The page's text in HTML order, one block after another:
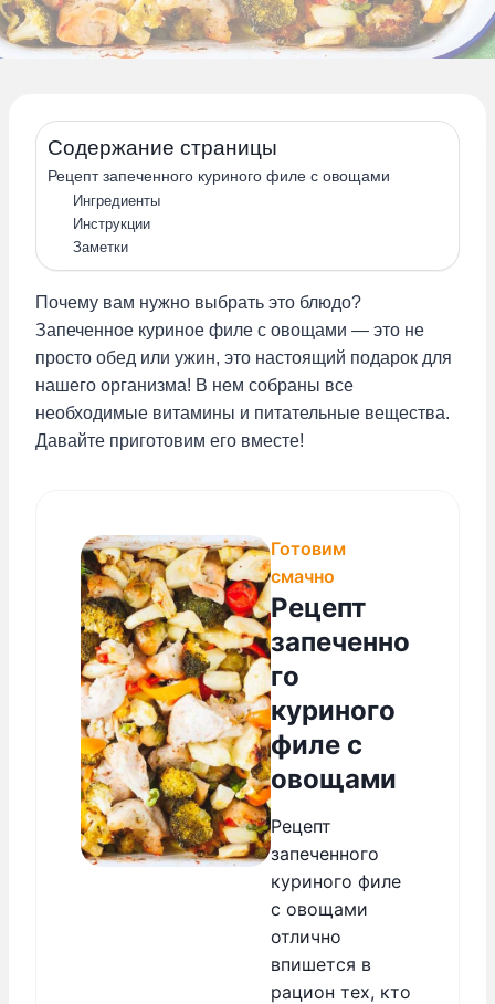
Содержание страницы
Рецепт запеченного куриного филе с овощами
Ингредиенты
Инструкции
Заметки
Почему вам нужно выбрать это блюдо?
Запеченное куриное филе с овощами — это не
просто обед или ужин, это настоящий подарок для
нашего организма! В нем собраны все
необходимые витамины и питательные вещества.
Давайте приготовим его вместе!
Готовим
смачно
Рецепт
запеченно
го
куриного
филе с
овощами
Рецепт
запеченного
куриного филе
с овощами
отлично
впишется в
рацион тех, кто